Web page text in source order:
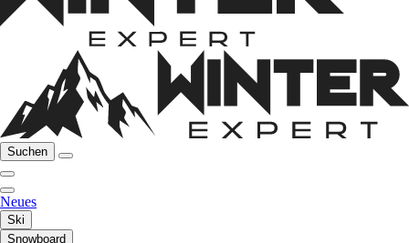
Suchen
Neues
Ski
Snowboard